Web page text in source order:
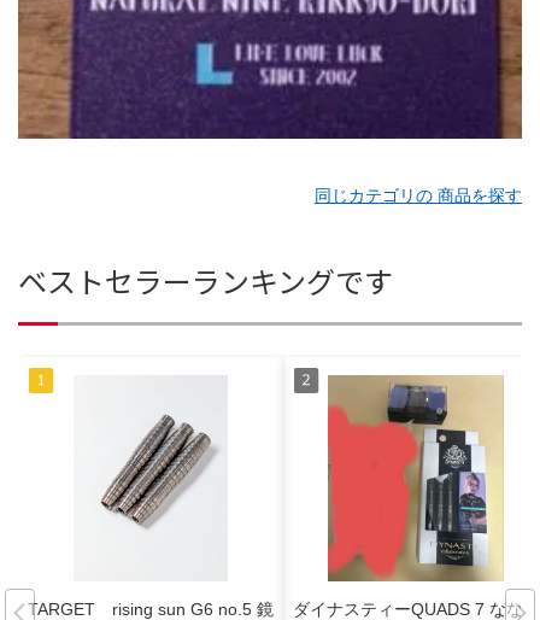
同じカテゴリの 商品を探す
ベストセラーランキングです
TARGET rising sun G6 no.5 鏡 ダイナスティーQUADS 7 なな